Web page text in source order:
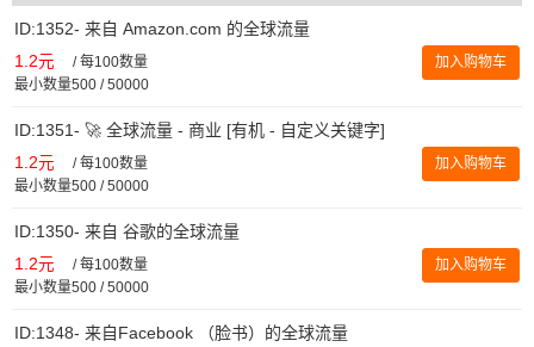
ID:1352- 来自 Amazon.com 的全球流量
1.2元 /每100数量
最小数量500 / 50000
加入购物车
ID:1351- 🚀 全球流量 - 商业 [有机 - 自定义关键字]
1.2元 /每100数量
最小数量500 / 50000
加入购物车
ID:1350- 来自 谷歌的全球流量
1.2元 /每100数量
最小数量500 / 50000
加入购物车
ID:1348- 来自Facebook （脸书）的全球流量